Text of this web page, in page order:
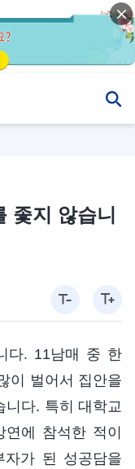
좇지 않습니
다. 11남매 중 한
이 벌어서 집안을
다. 특히 대학교
에 참석한 적이
가 된 성공담을